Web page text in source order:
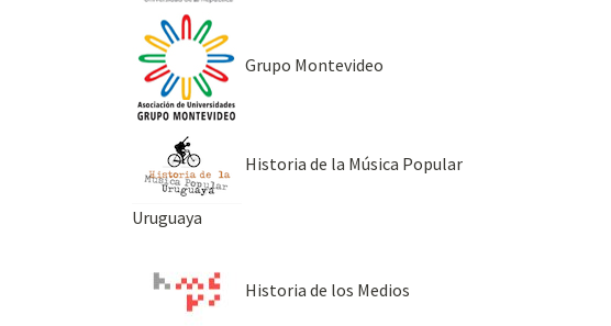
Grupo Montevideo
Historia de la Música Popular
Uruguaya
Historia de los Medios